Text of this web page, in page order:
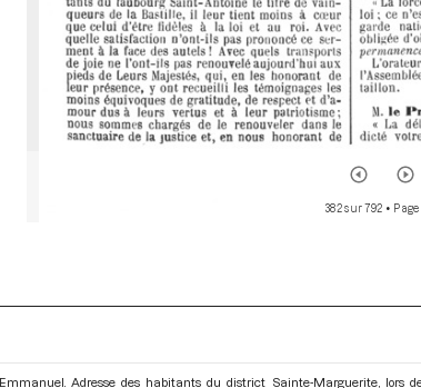
382 sur 792 • Page
Adresse des habitants du district Sainte-Marguerite, lors